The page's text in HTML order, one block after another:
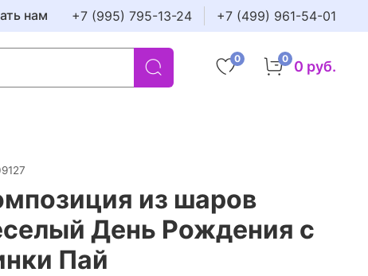
нам +7 (995) 795-13-24 +7 (499) 961-54-01
0 0 0 руб.
из шаров
День Рождения с
Пай